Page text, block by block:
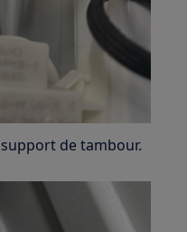
de tambour.